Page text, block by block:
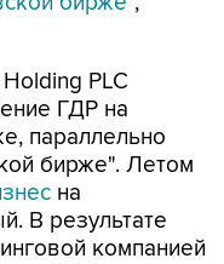
PLC
ГДР на
параллельно
бирже". Летом
на
В результате
компанией